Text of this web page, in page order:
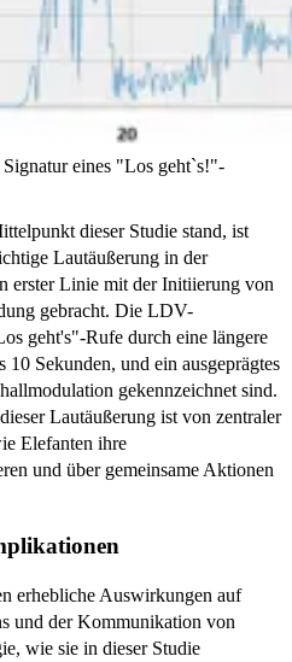
eines "Los geht`s!"-
dieser Studie stand, ist
Lautäußerung in der
erster Linie mit der Initiierung von
gebracht. Die LDV-
geht's"-Rufe durch eine längere
Sekunden, und ein ausgeprägtes
gekennzeichnet sind.
Lautäußerung ist von zentraler
Elefanten ihre
und über gemeinsame Aktionen
erhebliche Auswirkungen auf
und der Kommunikation von
wie sie in dieser Studie